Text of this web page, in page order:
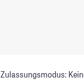
Zulassungsmodus: